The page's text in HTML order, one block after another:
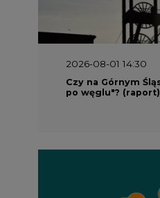
2026-08-01 14:30
Czy na Górnym
po węglu"? (raport)